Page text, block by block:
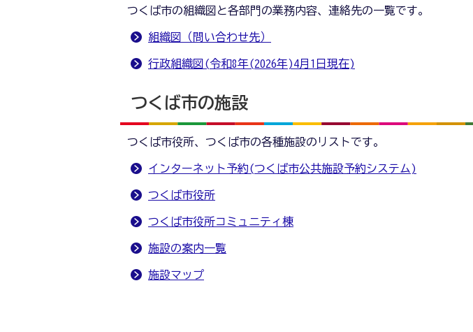
つくば市の組織図と各部門の業務内容、連絡先の一覧です。
組織図（問い合わせ先）
行政組織図(令和8年(2026年)4月1日現在)
つくば市の施設
つくば市役所、つくば市の各種施設のリストです。
インターネット予約(つくば市公共施設予約システム)
つくば市役所
つくば市役所コミュニティ棟
施設の案内一覧
施設マップ